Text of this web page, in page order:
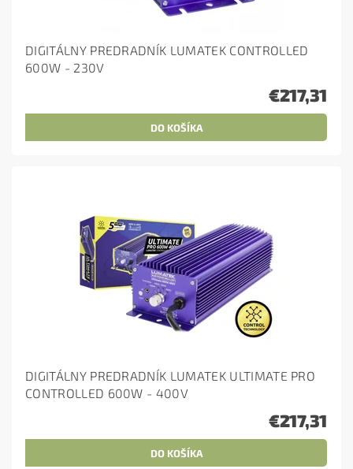
DIGITÁLNY PREDRADNÍK LUMATEK CONTROLLED
600W - 230V
€217,31
DIGITÁLNY PREDRADNÍK LUMATEK ULTIMATE PRO
CONTROLLED 600W - 400V
€217,31